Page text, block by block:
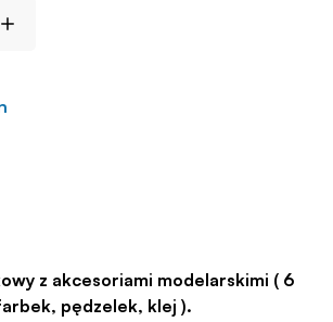
z akcesoriami modelarskimi ( 6
pędzelek, klej ).